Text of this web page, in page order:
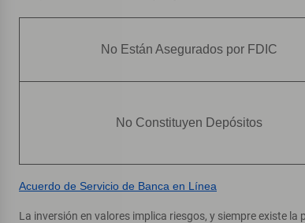
No Están Asegurados por FDIC
No Constituyen Depósitos
Acuerdo de Servicio de Banca en Línea
La inversión en valores implica riesgos, y siempre existe